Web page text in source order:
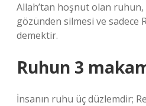
Allah’tan hoşnut olan ruhun,
gözünden silmesi ve sadece
demektir.
Ruhun 3
İnsanın ruhu üç düzlemdir;